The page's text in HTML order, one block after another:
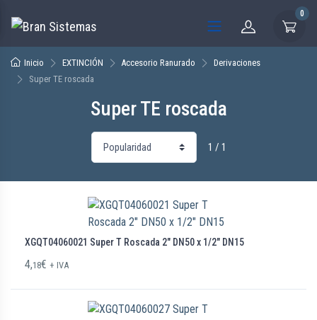
0
Inicio EXTINCIÓN Accesorio Ranurado
Derivaciones
Super TE roscada
Super TE roscada
1 / 1
XGQT04060021 Super T Roscada 2″ DN50 x 1/2″ DN15
4,18€ + IVA